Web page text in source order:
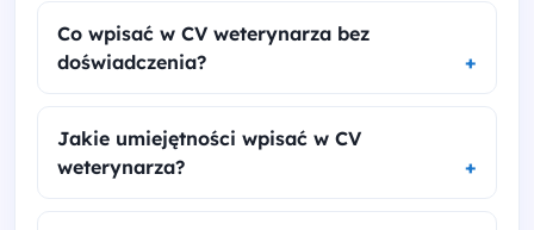
Co wpisać w CV weterynarza bez
doświadczenia?
Jakie umiejętności wpisać w CV
weterynarza?